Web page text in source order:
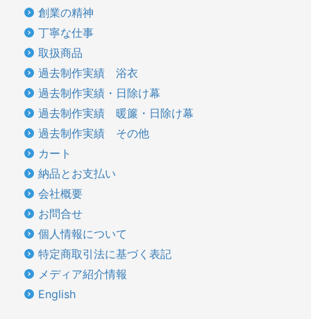
創業の精神
丁寧な仕事
取扱商品
過去制作実績 浴衣
過去制作実績・日除け幕
過去制作実績 暖簾・日除け幕
過去制作実績 その他
カート
納品とお支払い
会社概要
お問合せ
個人情報について
特定商取引法に基づく表記
メディア紹介情報
English